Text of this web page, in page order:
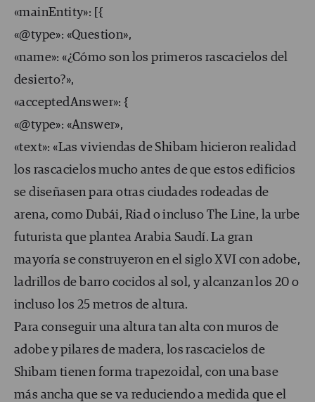
«mainEntity»: [{
«@type»: «Question»,
«name»: «¿Cómo son los primeros rascacielos del
desierto?»,
«acceptedAnswer»: {
«@type»: «Answer»,
«text»: «Las viviendas de Shibam hicieron realidad
los rascacielos mucho antes de que estos edificios
se diseñasen para otras ciudades rodeadas de
arena, como Dubái, Riad o incluso The Line, la urbe
futurista que plantea Arabia Saudí. La gran
mayoría se construyeron en el siglo XVI con adobe,
ladrillos de barro cocidos al sol, y alcanzan los 20 o
incluso los 25 metros de altura.
Para conseguir una altura tan alta con muros de
adobe y pilares de madera, los rascacielos de
Shibam tienen forma trapezoidal, con una base
más ancha que se va reduciendo a medida que el